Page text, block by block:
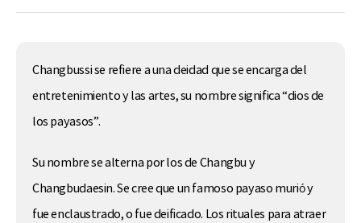
Changbussi se refiere a una deidad que se encarga del
entretenimiento y las artes, su nombre significa “dios de
los payasos”.
Su nombre se alterna por los de Changbu y
Changbudaesin. Se cree que un famoso payaso murió y
fue enclaustrado, o fue deificado. Los rituales para atraer